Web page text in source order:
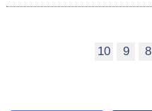
8
9
10